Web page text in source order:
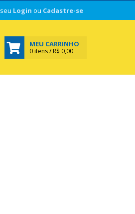
Login ou Cadastre-se
MEU CARRINHO
0 itens / R$ 0,00